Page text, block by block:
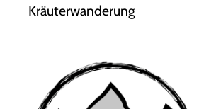
Kräuterwanderung